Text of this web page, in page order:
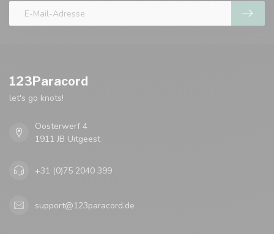
123Paracord
let's go knots!
Oosterwerf 4
1911 JB Uitgeest
+31 (0)75 2040 399
support@123paracord.de